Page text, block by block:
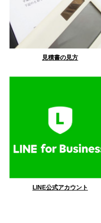
見積書の見方
LINE公式アカウント